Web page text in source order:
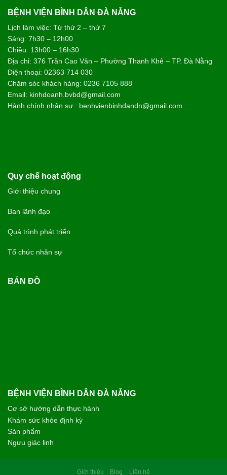
BỆNH VIỆN BÌNH DÂN ĐÀ NẴNG
Lịch làm việc: Từ thứ 2 – thứ 7
Sáng: 7h30 – 12h00
Chiều: 13h00 – 16h30
Địa chỉ: 376 Trần Cao Vân – Phường Thanh Khê – TP. Đà Nẵng
Điện thoại: 02363 714 030
Chăm sóc khách hàng: 0236 7105 888
Email: kinhdoanh.bvbd@gmail.com
Hành chính nhân sự : benhvienbinhdandn@gmail.com
Quy chế hoạt động
Giới thiệu chung
Ban lãnh đạo
Quá trình phát triển
Tổ chức nhân sự
BẢN ĐỒ
BỆNH VIỆN BÌNH DÂN ĐÀ NẴNG
Cơ sở hướng dẫn thực hành
Khám sức khỏe định kỳ
Sản phẩm
Ngưu giác linh
Giới thiệu Blog Liên hệ